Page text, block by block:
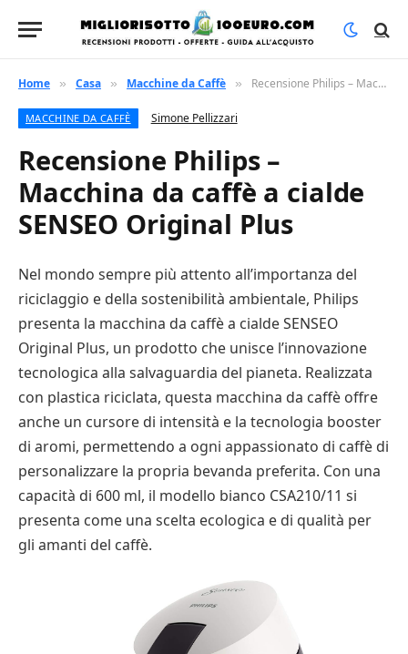
Home » Casa » Macchine da Caffè » Recensione Philips – Macchina da caffè a cialde SENSEO Original Plus
MACCHINE DA CAFFÈ Simone Pellizzari
Recensione Philips –
Macchina da caffè a cialde
SENSEO Original Plus
Nel mondo sempre più attento all’importanza del
riciclaggio e della sostenibilità ambientale, Philips
presenta la macchina da caffè a cialde SENSEO
Original Plus, un prodotto che unisce l’innovazione
tecnologica alla salvaguardia del pianeta. Realizzata
con plastica riciclata, questa macchina da caffè offre
anche un cursore di intensità e la tecnologia booster
di aromi, permettendo a ogni appassionato di caffè di
personalizzare la propria bevanda preferita. Con una
capacità di 600 ml, il modello bianco CSA210/11 si
presenta come una scelta ecologica e di qualità per
gli amanti del caffè.